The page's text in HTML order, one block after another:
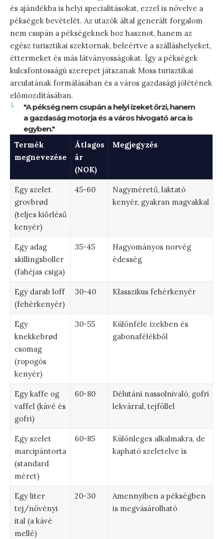
és ajándékba is helyi specialitásokat, ezzel is növelve a
pékségek bevételét. Az utazók által generált forgalom
nem csupán a pékségeknek hoz hasznot, hanem az
egész turisztikai szektornak, beleértve a szálláshelyeket,
éttermeket és más látványosságokat. Így a pékségek
kulcsfontosságú szerepet játszanak Moss turisztikai
arculatának formálásában és a város gazdasági jólétének
előmozdításában.
"A pékség nem csupán a helyi ízeket őrzi, hanem
a gazdaság motorja és a város hívogató arca is
egyben."
Termék
megnevezése
Átlagos
ár
(NOK)
Megjegyzés
Egy szelet
grovbrød
(teljes kiőrlésű
kenyér)
45-60
Nagyméretű, laktató
kenyér, gyakran magvakkal
Egy adag
skillingsboller
(fahéjas csiga)
35-45
Hagyományos norvég
édesség
Egy darab loff
(fehérkenyér)
30-40 Klasszikus fehérkenyér
Egy
knekkebrød
csomag
(ropogós
kenyér)
30-55
Különféle ízekben és
gabonafélékből
Egy kaffe og
vaffel (kávé és
gofri)
60-80
Délutáni nassolnivaló, gofri
lekvárral, tejföllel
Egy szelet
marcipántorta
(standard
méret)
60-85
Különleges alkalmakra, de
kapható szeletelve is
Egy liter
tej/növényi
ital (a kávé
mellé)
20-30
Amennyiben a pékségben
is megvásárolható